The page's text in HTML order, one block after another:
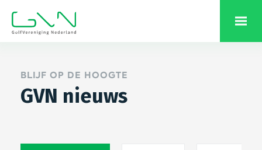
BLIJF OP DE HOOGTE
GVN nieuws